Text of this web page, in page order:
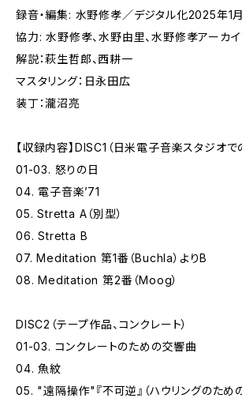
録音・編集: 水野修孝／デジタル化2025年1
協力: 水野修孝、水野由里、水野修孝アーカ
解説：萩生哲郎、西耕一
マスタリング：日永田広
装丁：瀧沼亮
【収録内容】DISC1（日米電子音楽スタジオで
01-03. 怒りの日
04. 電子音楽’71
05. Stretta A（別型）
06. Stretta B
07. Meditation 第1番（Buchla）よりB
08. Meditation 第2番（Moog）
DISC2（テープ作品、コンクレート）
01-03. コンクレートのための交響曲
04. 魚紋
05. "遠隔操作"『不可逆』（ハウリングのため